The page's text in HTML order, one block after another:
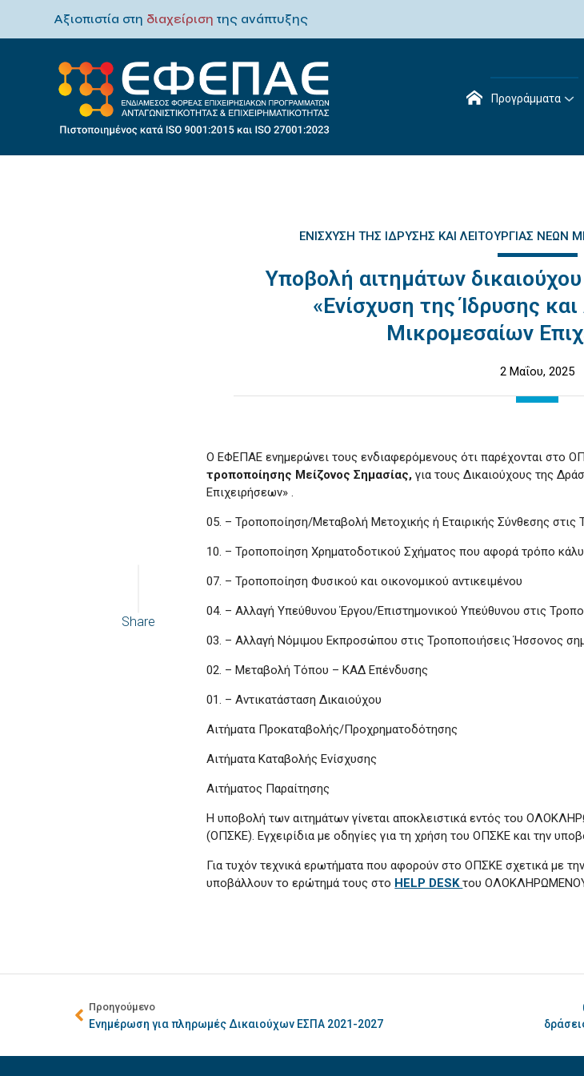
Αξιοπιστία στη διαχείριση της ανάπτυξης
Προγράμματα
ΕΝΊΣΧΥΣΗ ΤΗΣ ΊΔΡΥΣΗΣ ΚΑΙ ΛΕΙΤΟΥΡΓΊΑΣ ΝΈΩΝ
Υποβολή αιτημάτων
«Ενίσχυση της Ίδρυσης
Μικρομεσαίων
2 Μαΐου, 2025
Share
Ο ΕΦΕΠΑΕ ενημερώνει τους ενδιαφερόμενους ότι παρέχονται στο
τροποποίησης Μείζονος Σημασίας,για τους Δικαιούχους της
Επιχειρήσεων» .
05. – Τροποποίηση/Μεταβολή Μετοχικής ή Εταιρικής Σύνθεσης στις
10. – Τροποποίηση Χρηματοδοτικού Σχήματος που αφορά τρόπο
07. – Τροποποίηση Φυσικού και οικονομικού αντικειμένου
04. – Αλλαγή Υπεύθυνου Έργου/Επιστημονικού Υπεύθυνου στις
03. – Αλλαγή Νόμιμου Εκπροσώπου στις Τροποποιήσεις Ήσσονος
02. – Μεταβολή Τόπου – ΚΑΔ Επένδυσης
01. – Αντικατάσταση Δικαιούχου
Αιτήματα Προκαταβολής/Προχρηματοδότησης
Αιτήματα Καταβολής Ενίσχυσης
Αιτήματος Παραίτησης
Η υποβολή των αιτημάτων γίνεται αποκλειστικά εντός του
(ΟΠΣΚΕ). Εγχειρίδια με οδηγίες για τη χρήση του ΟΠΣΚΕ και την
Για τυχόν τεχνικά ερωτήματα που αφορούν στο ΟΠΣΚΕ σχετικά με
υποβάλλουν το ερώτημά τους στο HELP DESKτου
Προηγούμενο
Ενημέρωση για πληρωμές Δικαιούχων ΕΣΠΑ 2021-2027